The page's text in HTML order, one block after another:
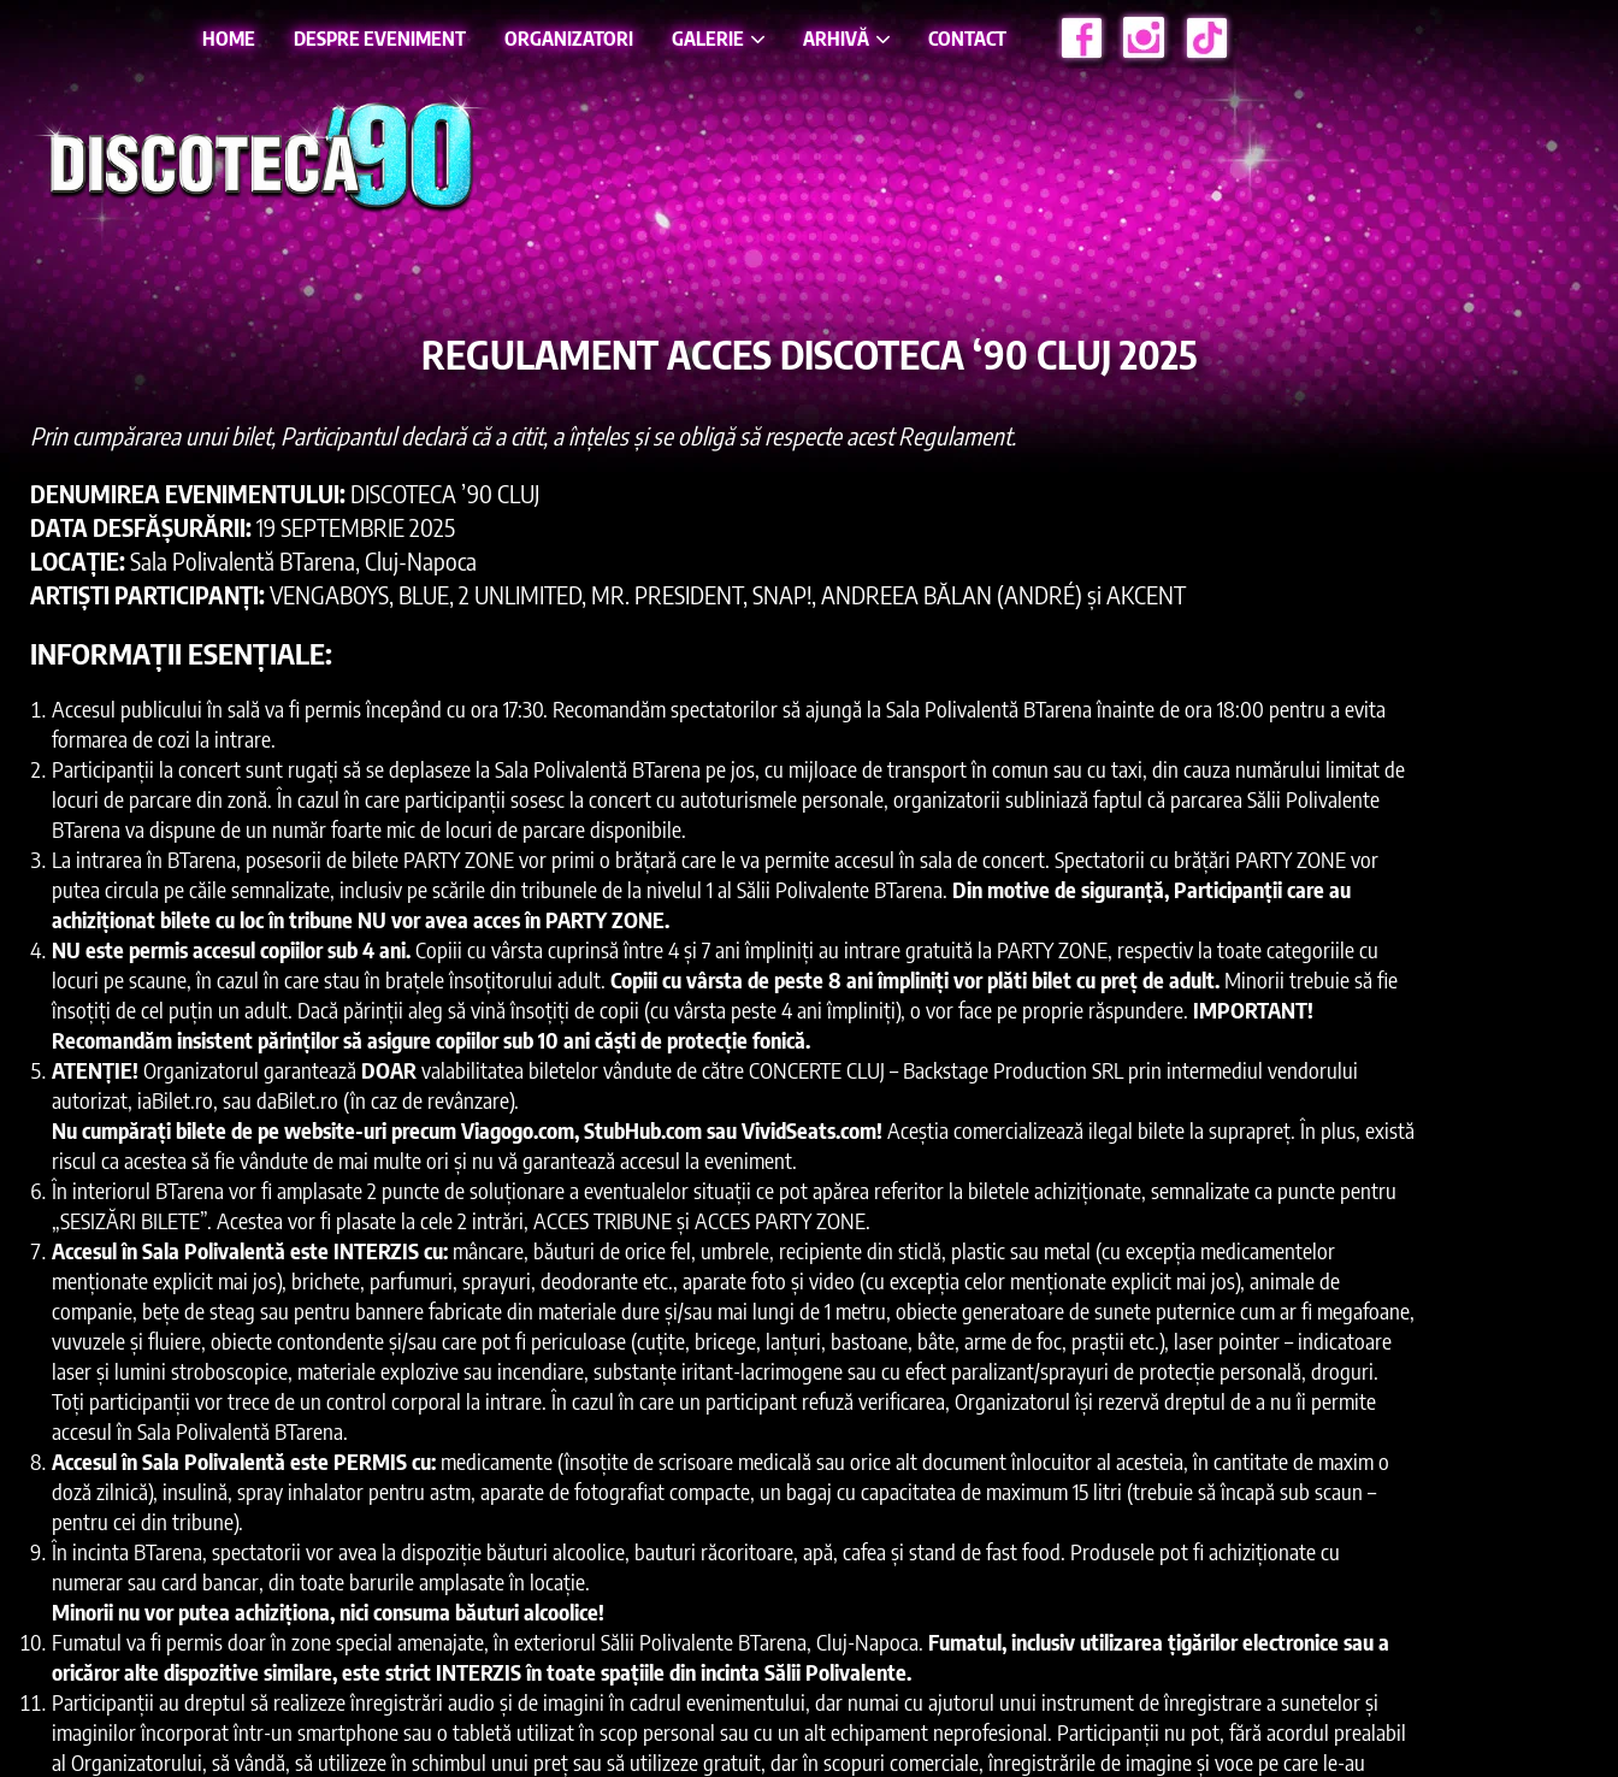
HOME DESPRE EVENIMENT ORGANIZATORI GALERIE ARHIVĂ CONTACT
REGULAMENT ACCES DISCOTECA ‘90 CLUJ 2025
Prin cumpărarea unui bilet, Participantul declară că a citit, a înțeles și se obligă să respecte acest Regulament.
DENUMIREA EVENIMENTULUI: DISCOTECA ’90 CLUJ
DATA DESFĂȘURĂRII:19 SEPTEMBRIE 2025
LOCAȚIE:Sala Polivalentă BTarena, Cluj-Napoca
ARTIȘTI PARTICIPANȚI:VENGABOYS, BLUE, 2 UNLIMITED, MR. PRESIDENT, SNAP!, ANDREEA BĂLAN (ANDRÉ) și AKCENT
INFORMAȚII ESENȚIALE:
Accesul publicului în sală va fi permis începând cu ora 17:30. Recomandăm spectatorilor să ajungă la Sala Polivalentă BTarena înainte de ora 18:00 pentru a evita
formarea de cozi la intrare.
Participanții la concert sunt rugați să se deplaseze la Sala Polivalentă BTarena pe jos, cu mijloace de transport în comun sau cu taxi, din cauza numărului limitat de
locuri de parcare din zonă. În cazul în care participanții sosesc la concert cu autoturismele personale, organizatorii subliniază faptul că parcarea Sălii Polivalente
BTarena va dispune de un număr foarte mic de locuri de parcare disponibile.
La intrarea în BTarena, posesorii de bilete PARTY ZONE vor primi o brățară care le va permite accesul în sala de concert. Spectatorii cu brățări PARTY ZONE vor
putea circula pe căile semnalizate, inclusiv pe scările din tribunele de la nivelul 1 al Sălii Polivalente BTarena. Din motive de siguranță, Participanții care au
achiziționat bilete cu loc în tribune NU vor avea acces în PARTY ZONE.
NU este permis accesul copiilor sub 4 ani.Copiii cu vârsta cuprinsă între 4 și 7 ani împliniți au intrare gratuită la PARTY ZONE, respectiv la toate categoriile cu
locuri pe scaune, în cazul în care stau în brațele însoțitorului adult. Copiii cu vârsta de peste 8 ani împliniți vor plăti bilet cu preț de adult. Minorii trebuie să fie
însoțiți de cel puțin un adult. Dacă părinții aleg să vină însoțiți de copii (cu vârsta peste 4 ani împliniți), o vor face pe proprie răspundere. IMPORTANT!
Recomandăm insistent părinților să asigure copiilor sub 10 ani căști de protecție fonică.
ATENȚIE! Organizatorul garantează DOAR valabilitatea biletelor vândute de către CONCERTE CLUJ – Backstage Production SRL prin intermediul vendorului
autorizat, iaBilet.ro, sau daBilet.ro (în caz de revânzare).
Nu cumpărați bilete de pe website-uri precum Viagogo.com, StubHub.com sau VividSeats.com! Aceștia comercializează ilegal bilete la suprapreț. În plus, există
riscul ca acestea să fie vândute de mai multe ori și nu vă garantează accesul la eveniment.
În interiorul BTarena vor fi amplasate 2 puncte de soluționare a eventualelor situații ce pot apărea referitor la biletele achiziționate, semnalizate ca puncte pentru
„SESIZĂRI BILETE”. Acestea vor fi plasate la cele 2 intrări, ACCES TRIBUNE și ACCES PARTY ZONE.
Accesul în Sala Polivalentă este INTERZIS cu: mâncare, băuturi de orice fel, umbrele, recipiente din sticlă, plastic sau metal (cu excepția medicamentelor
menționate explicit mai jos), brichete, parfumuri, sprayuri, deodorante etc., aparate foto și video (cu excepția celor menționate explicit mai jos), animale de
companie, bețe de steag sau pentru bannere fabricate din materiale dure și/sau mai lungi de 1 metru, obiecte generatoare de sunete puternice cum ar fi megafoane,
vuvuzele și fluiere, obiecte contondente și/sau care pot fi periculoase (cuțite, bricege, lanțuri, bastoane, bâte, arme de foc, praștii etc.), laser pointer – indicatoare
laser și lumini stroboscopice, materiale explozive sau incendiare, substanțe iritant-lacrimogene sau cu efect paralizant/sprayuri de protecție personală, droguri.
Toți participanții vor trece de un control corporal la intrare. În cazul în care un participant refuză verificarea, Organizatorul își rezervă dreptul de a nu îi permite
accesul în Sala Polivalentă BTarena.
Accesul în Sala Polivalentă este PERMIS cu: medicamente (însoțite de scrisoare medicală sau orice alt document înlocuitor al acesteia, în cantitate de maxim o
doză zilnică), insulină, spray inhalator pentru astm, aparate de fotografiat compacte, un bagaj cu capacitatea de maximum 15 litri (trebuie să încapă sub scaun –
pentru cei din tribune).
În incinta BTarena, spectatorii vor avea la dispoziție băuturi alcoolice, bauturi răcoritoare, apă, cafea și stand de fast food. Produsele pot fi achiziționate cu
numerar sau card bancar, din toate barurile amplasate în locație.
Minorii nu vor putea achiziționa, nici consuma băuturi alcoolice!
Fumatul va fi permis doar în zone special amenajate, în exteriorul Sălii Polivalente BTarena, Cluj-Napoca. Fumatul, inclusiv utilizarea țigărilor electronice sau a
oricăror alte dispozitive similare, este strict INTERZIS în toate spațiile din incinta Sălii Polivalente.
Participanții au dreptul să realizeze înregistrări audio și de imagini în cadrul evenimentului, dar numai cu ajutorul unui instrument de înregistrare a sunetelor și
imaginilor încorporat într-un smartphone sau o tabletă utilizat în scop personal sau cu un alt echipament neprofesional. Participanții nu pot, fără acordul prealabil
al Organizatorului, să vândă, să utilizeze în schimbul unui preț sau să utilizeze gratuit, dar în scopuri comerciale, înregistrările de imagine și voce pe care le-au